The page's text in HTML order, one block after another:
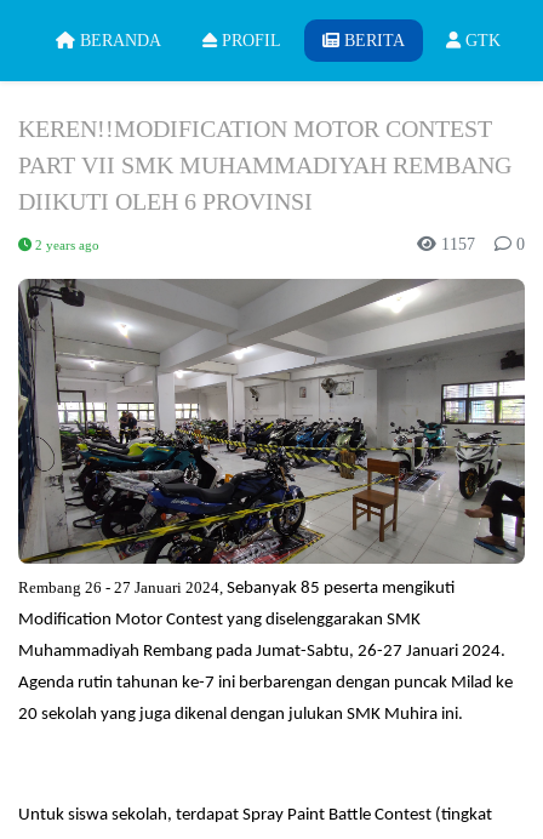
BERANDA PROFIL BERITA GTK
KEREN!!MODIFICATION MOTOR CONTEST
PART VII SMK MUHAMMADIYAH REMBANG
DIIKUTI OLEH 6 PROVINSI
2 years ago 0
1157
Rembang 26 - 27 Januari 2024, Sebanyak 85 peserta mengikuti
Modification Motor Contest yang diselenggarakan SMK
Muhammadiyah Rembang pada Jumat-Sabtu, 26-27 Januari 2024.
Agenda rutin tahunan ke-7 ini berbarengan dengan puncak Milad ke
20 sekolah yang juga dikenal dengan julukan SMK Muhira ini.
Untuk siswa sekolah, terdapat Spray Paint Battle Contest (tingkat